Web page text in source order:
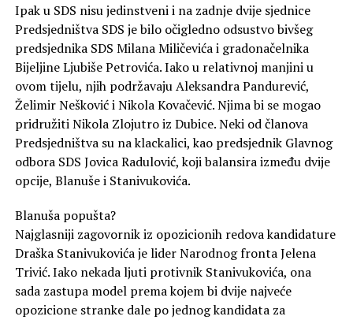
Ipak u SDS nisu jedinstveni i na zadnje dvije sjednice
Predsjedništva SDS je bilo očigledno odsustvo bivšeg
predsjednika SDS Milana Miličevića i gradonačelnika
Bijeljine Ljubiše Petrovića. Iako u relativnoj manjini u
ovom tijelu, njih podržavaju Aleksandra Pandurević,
Želimir Nešković i Nikola Kovačević. Njima bi se mogao
pridružiti Nikola Zlojutro iz Dubice. Neki od članova
Predsjedništva su na klackalici, kao predsjednik Glavnog
odbora SDS Jovica Radulović, koji balansira između dvije
opcije, Blanuše i Stanivukovića.
Blanuša popušta?
Najglasniji zagovornik iz opozicionih redova kandidature
Draška Stanivukovića je lider Narodnog fronta Jelena
Trivić. Iako nekada ljuti protivnik Stanivukovića, ona
sada zastupa model prema kojem bi dvije najveće
opozicione stranke dale po jednog kandidata za